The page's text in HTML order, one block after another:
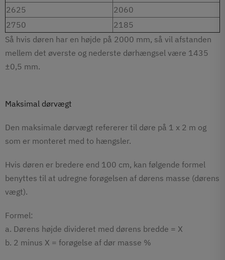
2625
2060
2750
2185
Så hvis døren har en højde på 2000 mm, så vil afstanden
mellem det øverste og nederste dørhængsel være 1435
±0,5 mm.
Maksimal dørvægt
Den maksimale dørvægt refererer til døre på 1 x 2 m og
som er monteret med to hængsler.
Hvis døren er bredere end 100 cm, kan følgende formel
benyttes til at udregne forøgelsen af dørens masse (dørens
vægt).
Formel:
a. Dørens højde divideret med dørens bredde = X
b. 2 minus X = forøgelse af dør masse %